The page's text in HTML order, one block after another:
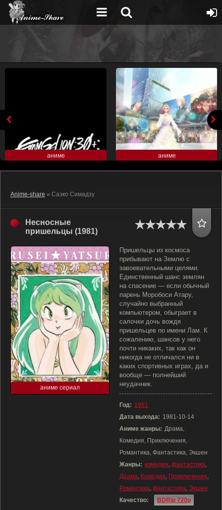
аниме аниме
Anime-share » Саэко Симадзу
Несносные
пришельцы (1981)
аниме сериал
Пришельцы из космоса
прибывают на Землю с
завоевательными целями.
Единственный шанс землян
на спасение — если обычный
парень Моробоси Атару,
случайно выбранный
компьютером, обыграет в
салочки дочь вождя
пришельцев по имени Лам. К
сожалению, шансов у него
почти никаких, так как он
никогда не отличался ни в
каких спортивных играх, да и
вообще — полнейший
неудачник.
Год: 1981
Дата выхода: 1981-10-14
Аниме жанры: Драма,
Комедия, Приключения,
Романтика, Фантастика, Экшен
Жанры: комедия, фантастика,
Драма, Комедия, Приключения,
Романтика, Фантастика, Экшен
Качество:
BDRip 720p